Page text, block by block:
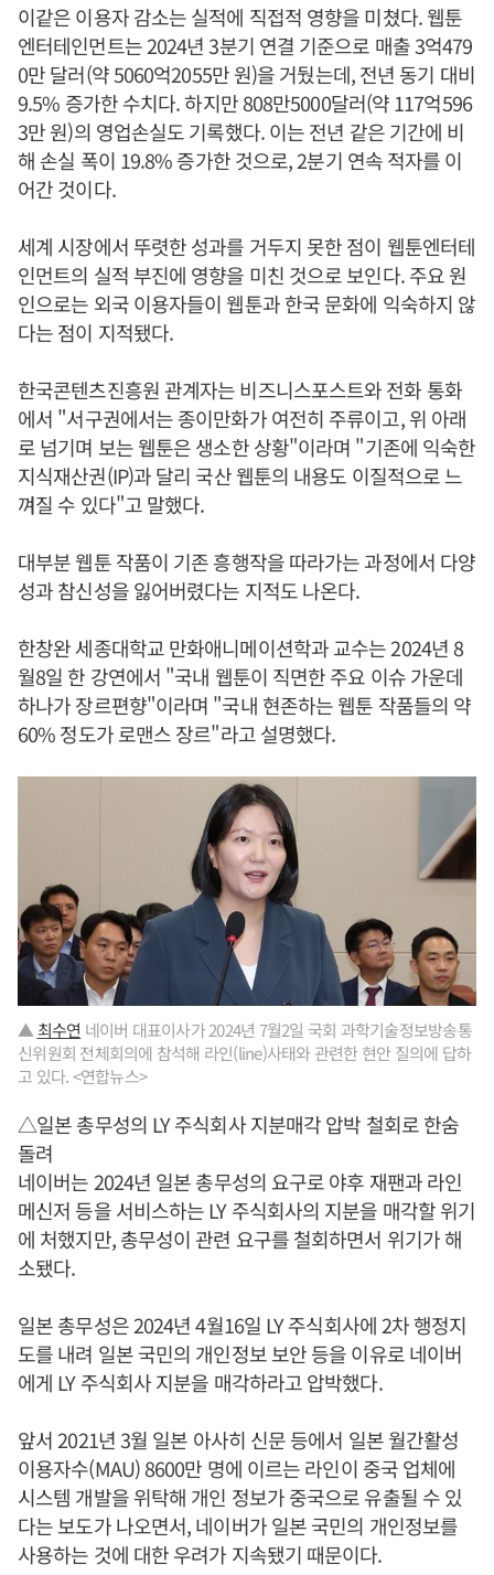
이같은 이용자 감소는 실적에 직접적 영향을 미쳤다. 웹툰
엔터테인먼트는 2024년 3분기 연결 기준으로 매출 3억479
0만 달러(약 5060억2055만 원)을 거뒀는데, 전년 동기 대비
9.5% 증가한 수치다. 하지만 808만5000달러(약 117억596
3만 원)의 영업손실도 기록했다. 이는 전년 같은 기간에 비
해 손실 폭이 19.8% 증가한 것으로, 2분기 연속 적자를 이
어간 것이다.
세계 시장에서 뚜렷한 성과를 거두지 못한 점이 웹툰엔터테
인먼트의 실적 부진에 영향을 미친 것으로 보인다. 주요 원
인으로는 외국 이용자들이 웹툰과 한국 문화에 익숙하지 않
다는 점이 지적됐다.
한국콘텐츠진흥원 관계자는 비즈니스포스트와 전화 통화
에서 "서구권에서는 종이만화가 여전히 주류이고, 위 아래
로 넘기며 보는 웹툰은 생소한 상황"이라며 "기존에 익숙한
지식재산권(IP)과 달리 국산 웹툰의 내용도 이질적으로 느
껴질 수 있다"고 말했다.
대부분 웹툰 작품이 기존 흥행작을 따라가는 과정에서 다양
성과 참신성을 잃어버렸다는 지적도 나온다.
한창완 세종대학교 만화애니메이션학과 교수는 2024년 8
월8일 한 강연에서 "국내 웹툰이 직면한 주요 이슈 가운데
하나가 장르편향"이라며 "국내 현존하는 웹툰 작품들의 약
60% 정도가 로맨스 장르"라고 설명했다.
▲ 최수연 네이버 대표이사가 2024년 7월2일 국회 과학기술정보방송통
신위원회 전체회의에 참석해 라인(line)사태와 관련한 현안 질의에 답하
고 있다. <연합뉴스>
△일본 총무성의 LY 주식회사 지분매각 압박 철회로 한숨
돌려
네이버는 2024년 일본 총무성의 요구로 야후 재팬과 라인
메신저 등을 서비스하는 LY 주식회사의 지분을 매각할 위기
에 처했지만, 총무성이 관련 요구를 철회하면서 위기가 해
소됐다.
일본 총무성은 2024년 4월16일 LY 주식회사에 2차 행정지
도를 내려 일본 국민의 개인정보 보안 등을 이유로 네이버
에게 LY 주식회사 지분을 매각하라고 압박했다.
앞서 2021년 3월 일본 아사히 신문 등에서 일본 월간활성
이용자수(MAU) 8600만 명에 이르는 라인이 중국 업체에
시스템 개발을 위탁해 개인 정보가 중국으로 유출될 수 있
다는 보도가 나오면서, 네이버가 일본 국민의 개인정보를
사용하는 것에 대한 우려가 지속됐기 때문이다.